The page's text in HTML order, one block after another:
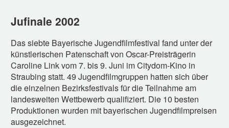
Jufinale 2002
Das siebte Bayerische Jugendfilmfestival fand unter der
künstlerischen Patenschaft von Oscar-Preisträgerin
Caroline Link vom 7. bis 9. Juni im Citydom-Kino in
Straubing statt. 49 Jugendfilmgruppen hatten sich über
die einzelnen Bezirksfestivals für die Teilnahme am
landesweiten Wettbewerb qualifiziert. Die 10 besten
Produktionen wurden mit bayerischen Jugendfilmpreisen
ausgezeichnet.